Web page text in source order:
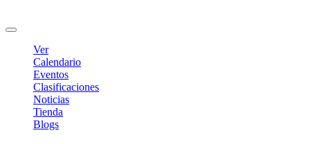
Ver
Calendario
Eventos
Clasificaciones
Noticias
Tienda
Blogs